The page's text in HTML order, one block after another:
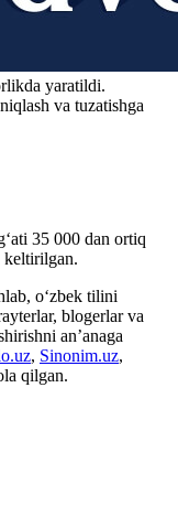
yaratildi.
va tuzatishga
35 000 dan ortiq
keltirilgan.
o‘zbek tilini
blogerlar va
an’anaga
, Sinonim.uz,
qilgan.